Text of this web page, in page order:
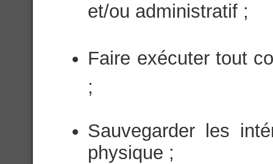
et/ou administratif ;
Faire exécuter tout
;
Sauvegarder les
physique ;